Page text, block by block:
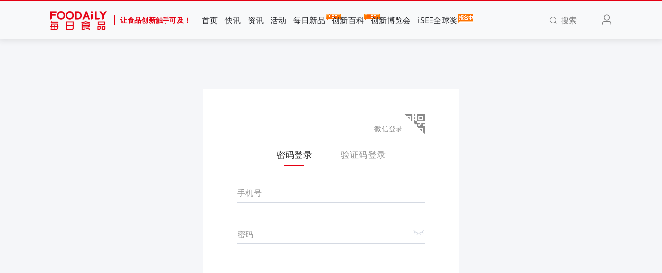
让食品创新触手可及！ 首页 快讯 资讯 活动 每日新品 创新百科 创新博览会 iSEE全球奖 搜索
微信登录
密码登录 验证码登录
手机号
密码